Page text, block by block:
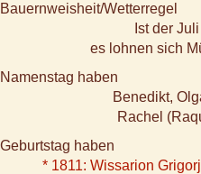
Bauernweisheit/Wetterregel
Ist der
es lohnen sich
Namenstag haben
Benedikt,
Rachel
Geburtstag haben
* 1811: Wissarion